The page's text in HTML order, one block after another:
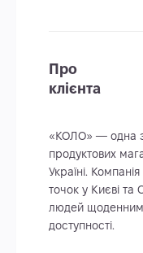
Про
клієнта
«КОЛО» — одна
продуктових
Україні.
точок у Києві та
людей
доступності.